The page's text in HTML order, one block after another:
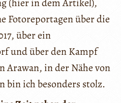
(hier in dem Artikel),
Fotoreportagen über die
über ein
und über den Kampf
Arawan, in der Nähe von
bin ich besonders stolz.